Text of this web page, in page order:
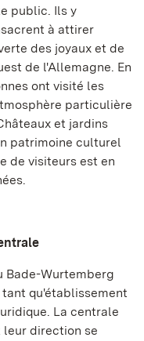
public. Ils y
à attirer
des joyaux et de
de l'Allemagne. En
ont visité les
particulière
et jardins
patrimoine culturel
de visiteurs est en
Bade-Wurtemberg
tant qu'établissement
La centrale
direction se